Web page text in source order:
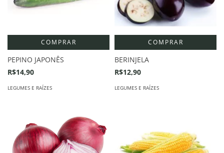
COMPRAR
PEPINO JAPONÊS
R$14,90
LEGUMES E RAÍZES
COMPRAR
BERINJELA
R$12,90
LEGUMES E RAÍZES